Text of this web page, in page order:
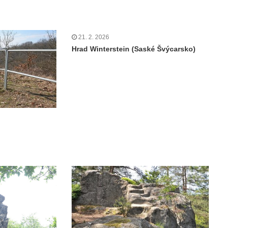
21. 2. 2026
Hrad Winterstein (Saské Švýcarsko)